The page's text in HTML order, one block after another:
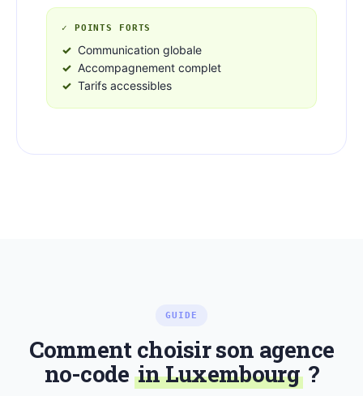
✓ POINTS FORTS
Communication globale
Accompagnement complet
Tarifs accessibles
GUIDE
Comment choisir son agence
no-code in Luxembourg?